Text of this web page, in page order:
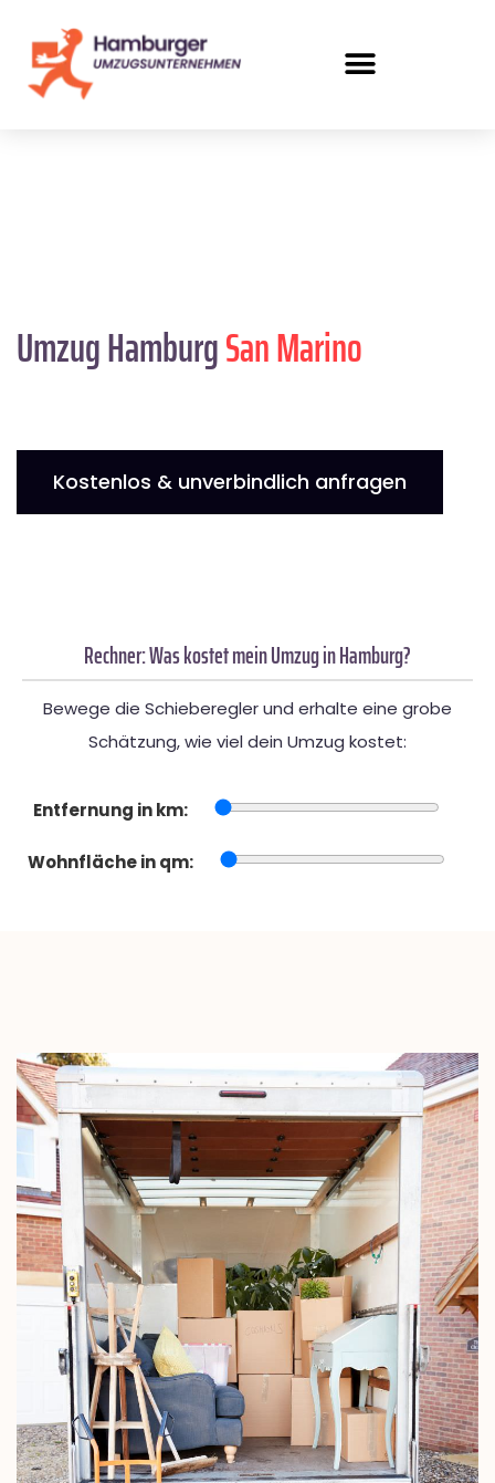
Umzug HamburgSan Marino
Kostenlos & unverbindlich anfragen
Rechner: Was kostet mein Umzug in Hamburg?
Bewege die Schieberegler und erhalte eine grobe
Schätzung, wie viel dein Umzug kostet:
Entfernung in km:
Wohnfläche in qm: